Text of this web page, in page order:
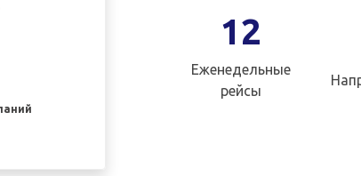
12
Еженедельные
рейсы